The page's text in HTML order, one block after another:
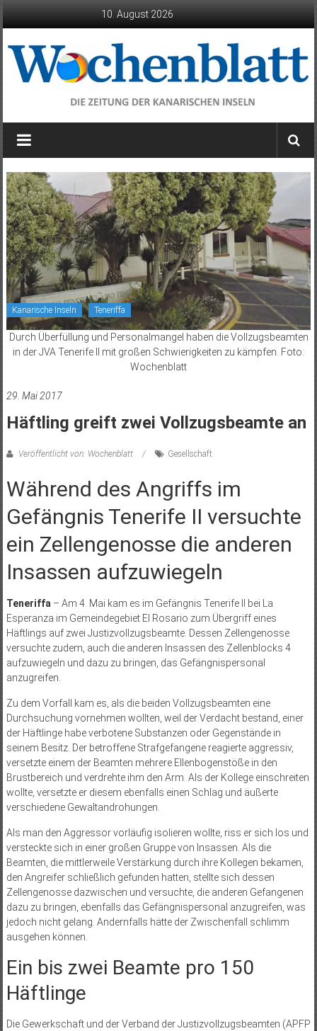
10. August 2026
Wochenblatt
die
der
Kanarischen
Inseln
Kanarische Inseln Teneriffa
Durch Überfüllung und Personalmangel haben die Vollzugsbeamten
in der JVA Tenerife II mit großen Schwierigkeiten zu kämpfen. Foto:
Wochenblatt
29. Mai 2017
Häftling greift zwei Vollzugsbeamte an
Veröffentlicht von: Wochenblatt Gesellschaft
Während des Angriffs im
Gefängnis Tenerife II versuchte
ein Zellengenosse die anderen
Insassen aufzuwiegeln
Teneriffa– Am 4. Mai kam es im Gefängnis Tenerife II bei La
Esperanza im Gemeindegebiet El Rosario zum Übergriff eines
Häftlings auf zwei Justizvollzugsbeamte. Dessen Zellengenosse
versuchte zudem, auch die anderen Insassen des Zellenblocks 4
aufzuwiegeln und dazu zu bringen, das Gefängnispersonal
anzugreifen.
Zu dem Vorfall kam es, als die beiden Vollzugsbeamten eine
Durchsuchung vornehmen wollten, weil der Verdacht bestand, einer
der Häftlinge habe verbotene Substanzen oder Gegenstände in
seinem Besitz. Der betroffene Strafgefangene reagierte aggressiv,
versetzte einem der Beamten mehrere Ellenbogenstöße in den
Brustbereich und verdrehte ihm den Arm. Als der Kollege einschreiten
wollte, versetzte er diesem ebenfalls einen Schlag und äußerte
verschiedene Gewaltandrohungen.
Als man den Aggressor vorläufig isolieren wollte, riss er sich los und
versteckte sich in einer großen Gruppe von Insassen. Als die
Beamten, die mittlerweile Verstärkung durch ihre Kollegen bekamen,
den Angreifer schließlich gefunden hatten, stellte sich dessen
Zellengenosse dazwischen und versuchte, die anderen Gefangenen
dazu zu bringen, ebenfalls das Gefängnispersonal anzugreifen, was
jedoch nicht gelang. Andernfalls hätte der Zwischenfall schlimm
ausgehen können.
Ein bis zwei Beamte pro 150
Häftlinge
Die Gewerkschaft und der Verband der Justizvollzugsbeamten (APFP